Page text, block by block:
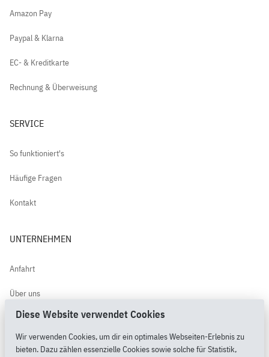
Amazon Pay
Paypal & Klarna
EC- & Kreditkarte
Rechnung & Überweisung
SERVICE
So funktioniert's
Häufige Fragen
Kontakt
UNTERNEHMEN
Anfahrt
Über uns
Kundenbewertungen
PimpMyPony.shop®
Diese Website verwendet Cookies
Wir verwenden Cookies, um dir ein optimales Webseiten-Erlebnis zu
bieten. Dazu zählen essenzielle Cookies sowie solche für Statistik,